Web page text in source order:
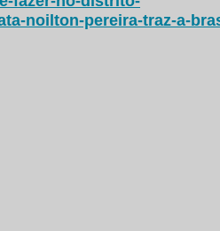
noilton-pereira-traz-a-